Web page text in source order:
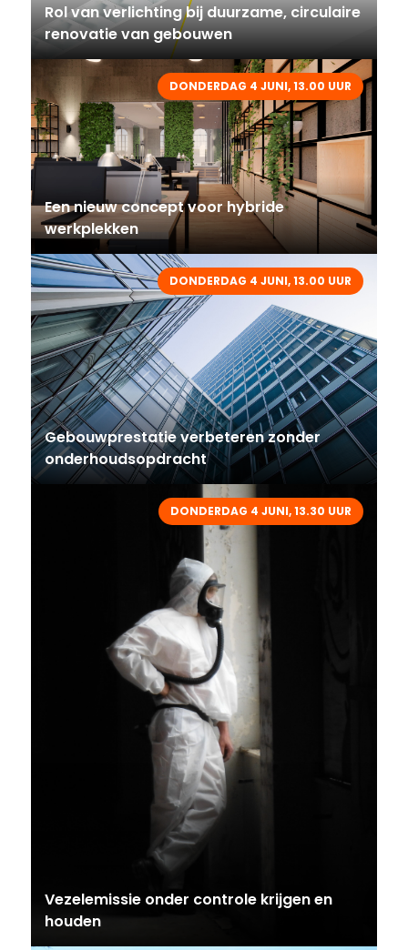
Rol van verlichting bij duurzame, circulaire
renovatie van gebouwen
DONDERDAG 4 JUNI, 13.00 UUR
Een nieuw concept voor hybride
werkplekken
DONDERDAG 4 JUNI, 13.00 UUR
Gebouwprestatie verbeteren zonder
onderhoudsopdracht
DONDERDAG 4 JUNI, 13.30 UUR
Vezelemissie onder controle krijgen en
houden